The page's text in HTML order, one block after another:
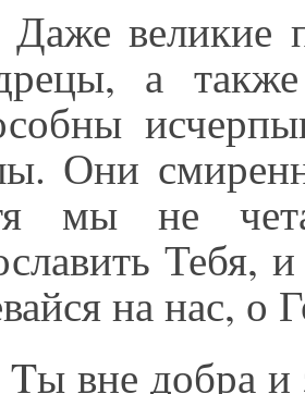
Даже великие
а
Они
мы не
Тебя,
на нас, о
вне добра и